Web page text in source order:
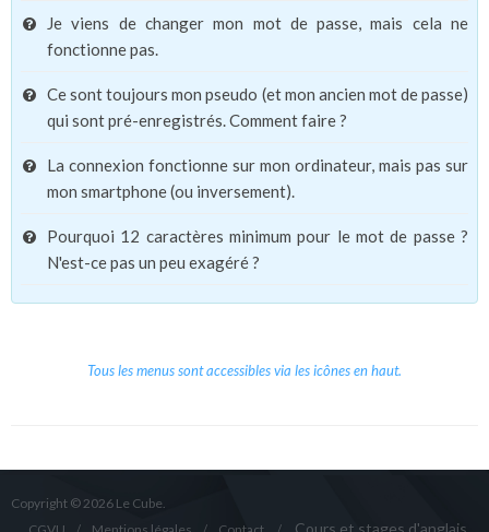
Je viens de changer mon mot de passe, mais cela ne
fonctionne pas.
Ce sont toujours mon pseudo (et mon ancien mot de passe)
qui sont pré-enregistrés. Comment faire ?
La connexion fonctionne sur mon ordinateur, mais pas sur
mon smartphone (ou inversement).
Pourquoi 12 caractères minimum pour le mot de passe ?
N'est-ce pas un peu exagéré ?
Tous les menus sont accessibles via les icônes en haut.
Copyright © 2026 Le Cube.
Cours et stages d'anglais